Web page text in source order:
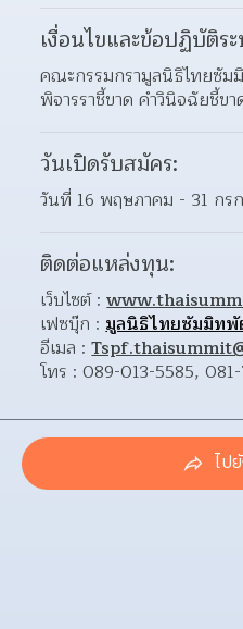
เงื่อนไขและข้อปฏิบัติร
คณะกรรมกรามูลนิธิไทยซั
พิจารราชี้ขาด คำวินิจฉัยชี้ข
วันเปิดรับสมัคร:
วันที่ 16 พฤษภาคม - 31 กร
ติดต่อแหล่งทุน:
เว็บไซต์ :
เฟซบุ๊ก : มูลนิธิไทยซัมมิท
อีเมล :
โทร : 089-013-5585,
ไป